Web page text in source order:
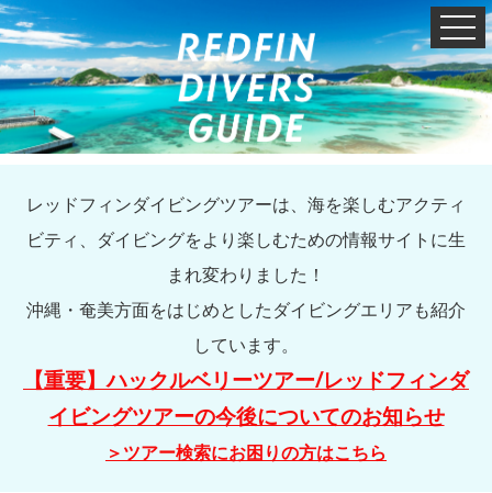
レッドフィンダイビングツアーは、海を楽しむアクティ
ビティ、ダイビングをより楽しむための情報サイトに生
まれ変わりました！
沖縄・奄美方面をはじめとしたダイビングエリアも紹介
しています。
【重要】ハックルベリーツアー/レッドフィンダ
イビングツアーの今後についてのお知らせ
＞ツアー検索にお困りの方はこちら